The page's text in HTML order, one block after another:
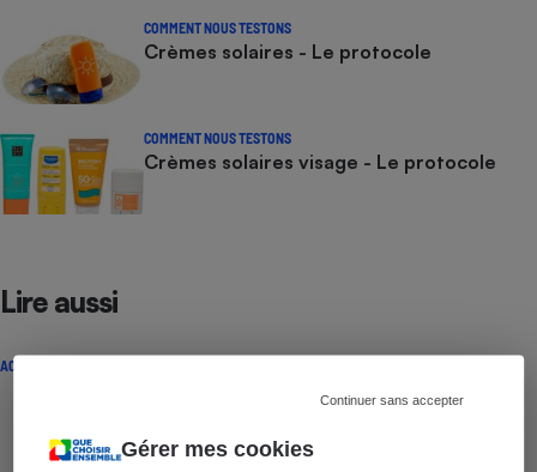
Gérer mes cookies
Continuer sans accepter
COMMENT NOUS TESTONS
Crèmes solaires - Le protocole
COMMENT NOUS TESTONS
Crèmes solaires visage - Le protocole
Lire aussi
ACTUALITÉ